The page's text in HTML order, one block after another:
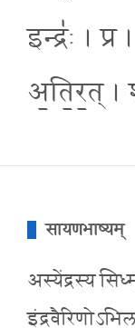
इन्द्रः॑ ।
अ॒ति॒र॒त् ।
सायणभाष्यम्
अस्येंद्रस्य